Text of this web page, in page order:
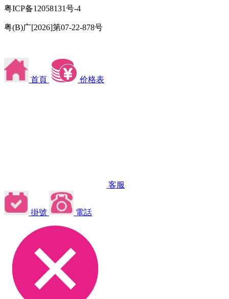
粤ICP备12058131号-4
粤(B)广[2026]第07-22-878号
首頁 价格表
客服
掛號 電話